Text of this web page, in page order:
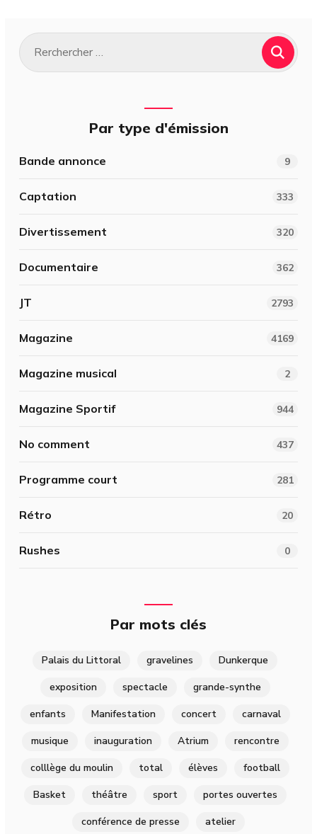
Par type d'émission
Bande annonce 9
Captation 333
Divertissement 320
Documentaire 362
JT 2793
Magazine 4169
Magazine musical 2
Magazine Sportif 944
No comment 437
Programme court 281
Rétro 20
Rushes 0
Par mots clés
Palais du Littoral gravelines
Dunkerque
exposition
spectacle
grande-synthe
enfants
Manifestation concert
carnaval
musique
inauguration Atrium
rencontre
colllège du moulin
total élèves
football
Basket
théâtre sport
portes ouvertes
conférence de presse
atelier